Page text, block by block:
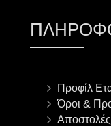
Προφίλ
Όροι &